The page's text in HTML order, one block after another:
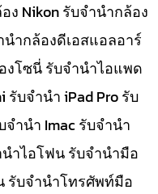
Nikon รับจำนำกล้อง
นำกล้องดีเอสแอลอาร์
งโซนี่ รับจำนำไอแพด
รับจำนำ iPad Pro รับ
ำนำ Imac รับจำนำ
นำไอโฟน รับจำนำมือ
รับจำนำโทรศัพท์มือ